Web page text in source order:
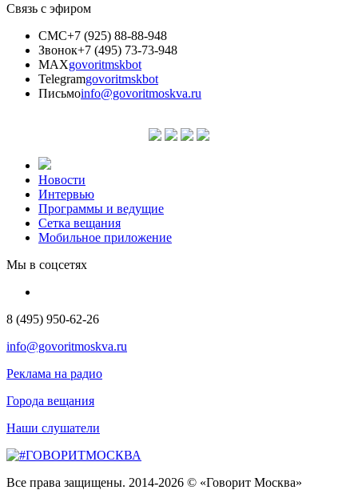
Связь с эфиром
СМС+7 (925) 88-88-948
Звонок+7 (495) 73-73-948
MAXgovoritmskbot
Telegramgovoritmskbot
Письмоinfo@govoritmoskva.ru
Новости
Интервью
Программы и ведущие
Сетка вещания
Мобильное приложение
Мы в соцсетях
8 (495) 950-62-26
info@govoritmoskva.ru
Реклама на радио
Города вещания
Наши слушатели
Все права защищены. 2014-2026 © «Говорит Москва»